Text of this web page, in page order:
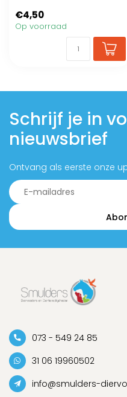
€4,50
Op voorraad
Schrijf je in
nieuwsbrief
Ontvang als eerste onze
073 - 549 24 85
31 06 19960502
info@smulders-